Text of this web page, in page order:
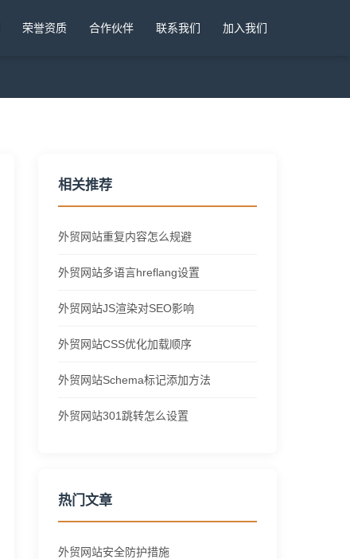
荣誉资质 合作伙伴 联系我们 加入我们
相关推荐
外贸网站重复内容怎么规避
外贸网站多语言hreflang设置
外贸网站JS渲染对SEO影响
外贸网站CSS优化加载顺序
外贸网站Schema标记添加方法
外贸网站301跳转怎么设置
热门文章
外贸网站安全防护措施